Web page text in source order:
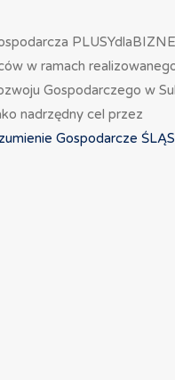
w ramach
Gospodarczego w
nadrzędny cel przez
Gospodarcze